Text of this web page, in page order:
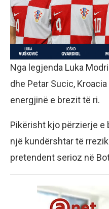
Nga legjenda Luka
dhe Petar Sucic,
energjinë e brezit të ri.
Pikërisht kjo përzierje e
një kundërshtar të
pretendent serioz në